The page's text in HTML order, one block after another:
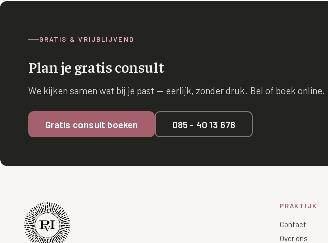
GRATIS & VRIJBLIJVEND
Plan je gratis consult
We kijken samen wat bij je past — eerlijk, zonder druk. Bel of boek online.
Gratis consult boeken 085 - 40 13 678
PRAKTIJK
Contact
Over ons